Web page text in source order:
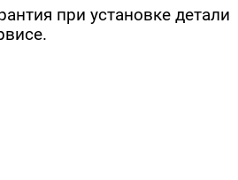
при установке детали